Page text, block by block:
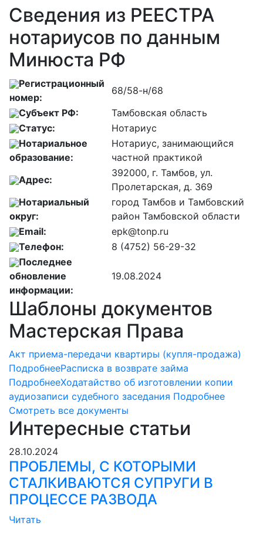
Сведения из РЕЕСТРА
нотариусов по данным
Минюста РФ
Регистрационный
номер:
68/58-н/68
Субъект РФ:
Тамбовская область
Статус:
Нотариус
Нотариальное
образование:
Нотариус, занимающийся
частной практикой
Адрес:
392000, г. Тамбов, ул.
Пролетарская, д. 369
Нотариальный
округ:
город Тамбов и Тамбовский
район Тамбовской области
Email:
epk@tonp.ru
Телефон:
8 (4752) 56-29-32
Последнее
обновление
информации:
19.08.2024
Шаблоны документов
Мастерская Права
Акт приема-передачи квартиры (купля-продажа)
ПодробнееРасписка в возврате займа
ПодробнееХодатайство об изготовлении копии
аудиозаписи судебного заседания Подробнее
Смотреть все документы
Интересные статьи
28.10.2024
ПРОБЛЕМЫ, С КОТОРЫМИ
СТАЛКИВАЮТСЯ СУПРУГИ В
ПРОЦЕССЕ РАЗВОДА
Читать